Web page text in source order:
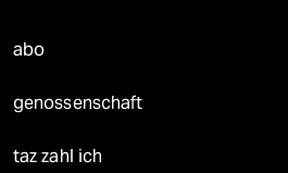
abo
genossenschaft
taz zahl ich